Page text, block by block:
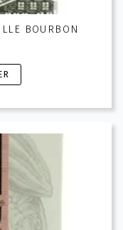
BOURBON